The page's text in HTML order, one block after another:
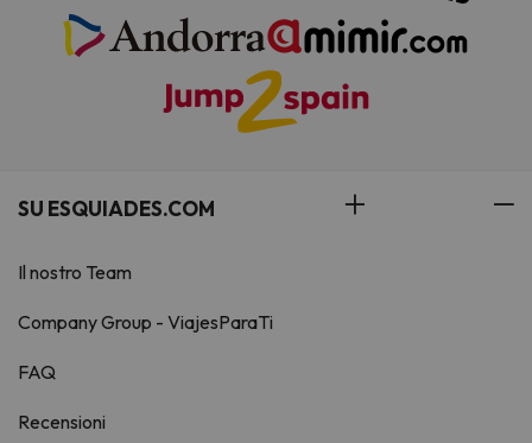
SU ESQUIADES.COM
Il nostro Team
Company Group - ViajesParaTi
FAQ
Recensioni